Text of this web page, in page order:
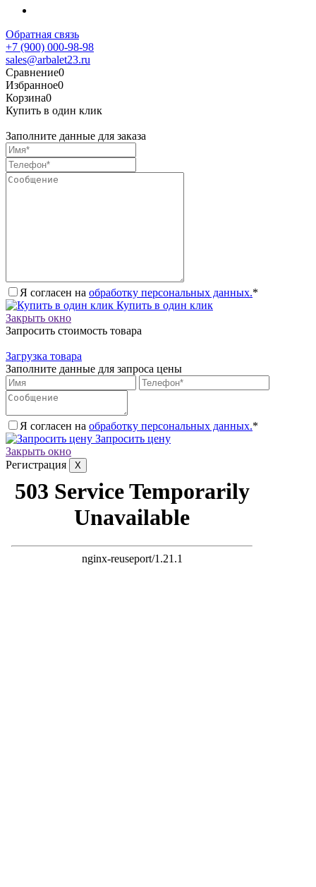
Обратная связь
+7 (900) 000-98-98
sales@arbalet23.ru
Сравнение0
Избранное0
Корзина0
Купить в один клик
Заполните данные для заказа
Я согласен на обработку персональных данных.*
Купить в один клик
Закрыть окно
Запросить стоимость товара
Загрузка товара
Заполните данные для запроса цены
Я согласен на обработку персональных данных.*
Запросить цену
Закрыть окно
Регистрация
X